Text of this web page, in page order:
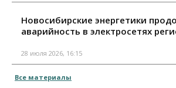
Новосибирские энергетики
аварийность в электросетях
28 июля 2026, 16:15
Все материалы